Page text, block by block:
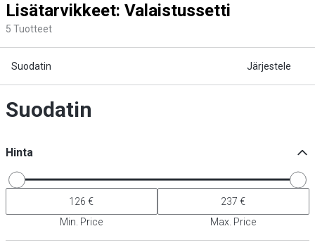
Lisätarvikkeet: Valaistussetti
5 Tuotteet
Suodatin Järjestele
Suodatin
Hinta
Min. Price Max. Price